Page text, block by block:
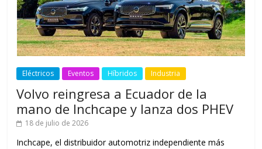
Eléctricos Eventos Híbridos Industria
Volvo reingresa a Ecuador de la
mano de Inchcape y lanza dos PHEV
18 de julio de 2026
Inchcape, el distribuidor automotriz independiente más